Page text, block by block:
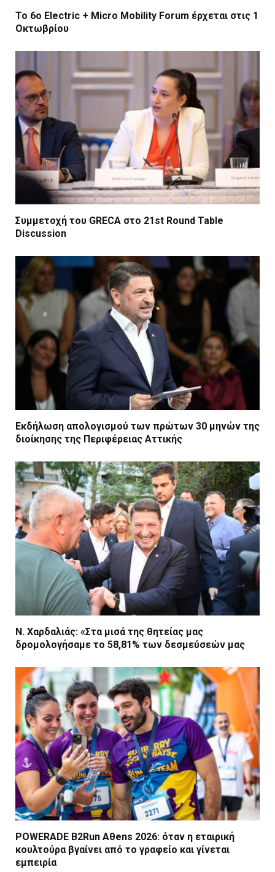
Το 6ο Electric + Micro Mobility Forum έρχεται στις 1
Οκτωβρίου
Συμμετοχή του GRECA στο 21st Round Table
Discussion
Εκδήλωση απολογισμού των πρώτων 30 μηνών της
διοίκησης της Περιφέρειας Αττικής
Ν. Χαρδαλιάς: «Στα μισά της θητείας μας
δρομολογήσαμε το 58,81% των δεσμεύσεών μας
POWERADE B2Run Aθens 2026: όταν η εταιρική
κουλτούρα βγαίνει από το γραφείο και γίνεται
εμπειρία